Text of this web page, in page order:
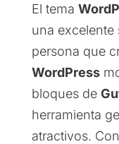
El tema
una
persona que
WordPress
bloques de
herramienta
atractivos.